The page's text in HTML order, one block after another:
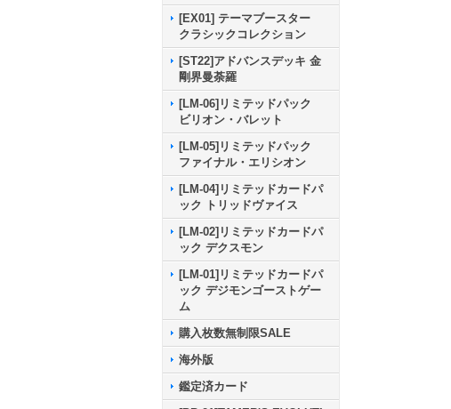
[EX01] テーマブースター
クラシックコレクション
[ST22]アドバンスデッキ 金
剛界曼荼羅
[LM-06]リミテッドパック
ビリオン・バレット
[LM-05]リミテッドパック
ファイナル・エリシオン
[LM-04]リミテッドカードパ
ック トリッドヴァイス
[LM-02]リミテッドカードパ
ック デクスモン
[LM-01]リミテッドカードパ
ック デジモンゴーストゲー
ム
購入枚数無制限SALE
海外版
鑑定済カード